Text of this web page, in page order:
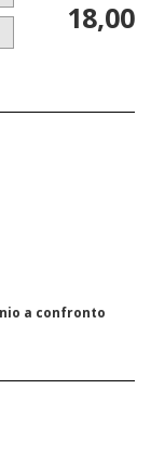
18,00
a confronto